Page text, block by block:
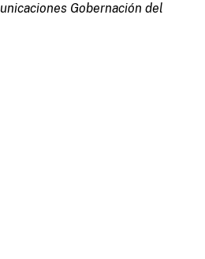
Gobernación del